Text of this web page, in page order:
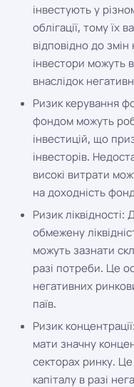
інвестують у
облігації, тому їх
відповідно до
інвестори можуть
внаслідок
Ризик керування
фондом можуть
інвестицій, що
інвесторів.
високі витрати
на доходність
Ризик
обмежену
можуть зазнати
разі потреби. Це
негативних
паїв.
Ризик
мати значну
секторах ринку.
капіталу в разі